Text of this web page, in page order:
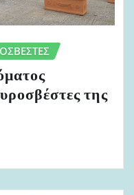
της